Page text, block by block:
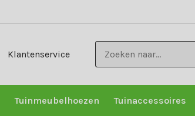
Klantenservice
Tuinmeubelhoezen Tuinaccessoires